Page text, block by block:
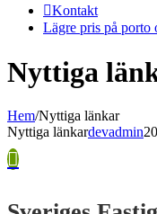
Kontakt
Lägre pris på porto
Nyttiga
Hem/Nyttiga länkar
Nyttiga länkardevadmin